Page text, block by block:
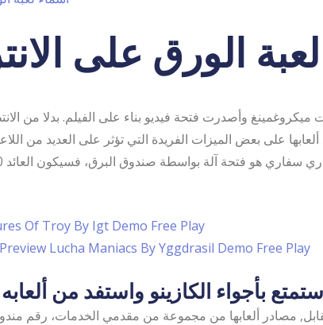
لعبة الورق على
وأصدرت فتحة فيديو بناء على الفيلم. بدلا من
ألعابها على بعض الميزات الفريدة التي تؤثر على العديد من
Of Troy By Igt Demo Free Play
Lucha Maniacs By Yggdrasil Demo Free Play
بأجواء الكازينو واستفد من
مصادر ألعابها من مجموعة من مقدمي الخدمات، رقم